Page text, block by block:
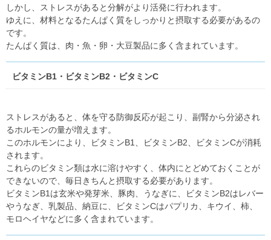
しかし、ストレスがあると分解がより活発に行われます。
ゆえに、材料となるたんぱく質をしっかりと摂取する必要があるの
です。
たんぱく質は、肉・魚・卵・大豆製品に多く含まれています。
ビタミンB1・ビタミンB2・ビタミンC
ストレスがあると、体を守る防御反応が起こり、副腎から分泌され
るホルモンの量が増えます。
このホルモンにより、ビタミンB1、ビタミンB2、ビタミンCが消耗
されます。
これらのビタミン類は水に溶けやすく、体内にとどめておくことが
できないので、毎日きちんと摂取する必要があります。
ビタミンB1は玄米や発芽米、豚肉、うなぎに、ビタミンB2はレバー
やうなぎ、乳製品、納豆に、ビタミンCはパプリカ、キウイ、柿、
モロヘイヤなどに多く含まれています。